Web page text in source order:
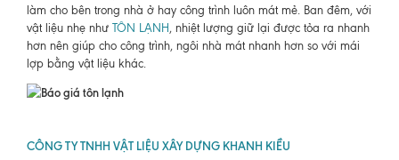
làm cho bên trong nhà ở hay công trình luôn mát mẻ. Ban đêm, với
vật liệu nhẹ như TÔN LẠNH , nhiệt lượng giữ lại được tỏa ra nhanh
hơn nên giúp cho công trình, ngôi nhà mát nhanh hơn so với mái
lợp bằng vật liệu khác.
CÔNG TY TNHH VẬT LIỆU XÂY DỰNG KHANH KIỀU